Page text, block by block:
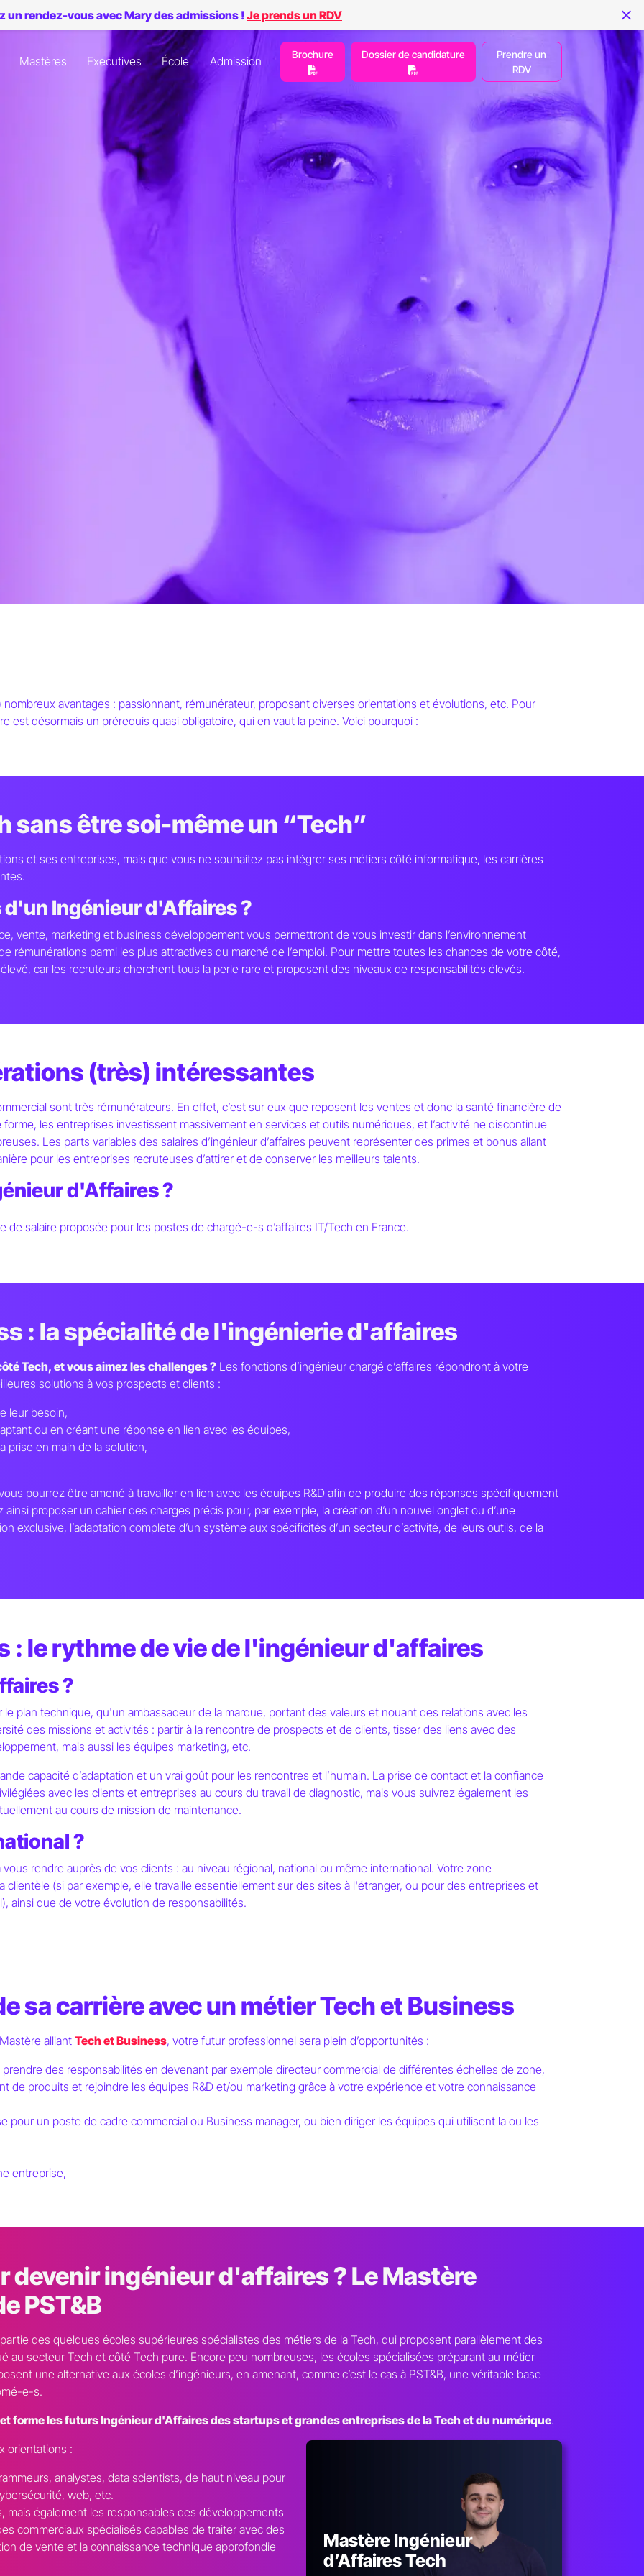
faire une
d'Affaires
avantages : passionnant, rémunérateur, proposant diverses orientations et évolutions, etc. Pour
est désormais un prérequis quasi obligatoire, qui en vaut la peine. Voici pourquoi :
sans être soi-même un “Tech”
et ses entreprises, mais que vous ne souhaitez pas intégrer ses métiers côté informatique, les carrières
Ingénieur d'Affaires ?
vente, marketing et business développement vous permettront de vous investir dans l’environnement
rémunérations parmi les plus attractives du marché de l’emploi. Pour mettre toutes les chances de votre côté,
car les recruteurs cherchent tous la perle rare et proposent des niveaux de responsabilités élevés.
(très) intéressantes
sont très rémunérateurs. En effet, c’est sur eux que reposent les ventes et donc la santé financière de
les entreprises investissent massivement en services et outils numériques, et l’activité ne discontinue
Les parts variables des salaires d’ingénieur d’affaires peuvent représenter des primes et bonus allant
pour les entreprises recruteuses d’attirer et de conserver les meilleurs talents.
d'Affaires ?
de salaire proposée pour les postes de chargé-e-s d’affaires IT/Tech en France.
: la spécialité de l'ingénierie d'affaires
Tech, et vous aimez les challenges ? Les fonctions d’ingénieur chargé d’affaires répondront à votre
solutions à vos prospects et clients :
leur besoin,
ou en créant une réponse en lien avec les équipes,
prise en main de la solution,
pourrez être amené à travailler en lien avec les équipes R&D afin de produire des réponses spécifiquement
proposer un cahier des charges précis pour, par exemple, la création d’un nouvel onglet ou d’une
exclusive, l’adaptation complète d’un système aux spécificités d’un secteur d’activité, de leurs outils, de la
: le rythme de vie de l'ingénieur d'affaires
?
plan technique, qu'un ambassadeur de la marque, portant des valeurs et nouant des relations avec les
des missions et activités : partir à la rencontre de prospects et de clients, tisser des liens avec des
mais aussi les équipes marketing, etc.
capacité d’adaptation et un vrai goût pour les rencontres et l’humain. La prise de contact et la confiance
avec les clients et entreprises au cours du travail de diagnostic, mais vous suivrez également les
au cours de mission de maintenance.
?
rendre auprès de vos clients : au niveau régional, national ou même international. Votre zone
(si par exemple, elle travaille essentiellement sur des sites à l'étranger, ou pour des entreprises et
ainsi que de votre évolution de responsabilités.
sa carrière avec un métier Tech et Business
alliant Tech et Business, votre futur professionnel sera plein d’opportunités :
des responsabilités en devenant par exemple directeur commercial de différentes échelles de zone,
de produits et rejoindre les équipes R&D et/ou marketing grâce à votre expérience et votre connaissance
pour un poste de cadre commercial ou Business manager, ou bien diriger les équipes qui utilisent la ou les
entreprise,
devenir ingénieur d'affaires ? Le Mastère
PST&B
des quelques écoles supérieures spécialistes des métiers de la Tech, qui proposent parallèlement des
au secteur Tech et côté Tech pure. Encore peu nombreuses, les écoles spécialisées préparant au métier
une alternative aux écoles d’ingénieurs, en amenant, comme c’est le cas à PST&B, une véritable base
e-s.
forme les futurs Ingénieur d'Affaires des startups et grandes entreprises de la Tech et du numérique.
orientations :
analystes, data scientists, de haut niveau pour
web, etc.
mais également les responsables des développements
commerciaux spécialisés capables de traiter avec des
de vente et la connaissance technique approfondie
Mastère Ingénieur
d’Affaires Tech
un rendez-vous avec Mary des admissions !Je prends un RDV
Mastères Executives École Admission Brochure Dossier de candidature
Prendre un
RDV